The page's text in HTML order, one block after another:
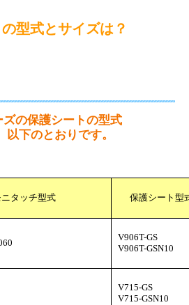
型式とサイズは？
ズの保護シートの型式
以下のとおりです。
ニタッチ型式 保護シート型
V906T-GS
V906T-GSN10
V715-GS
V715-GSN10